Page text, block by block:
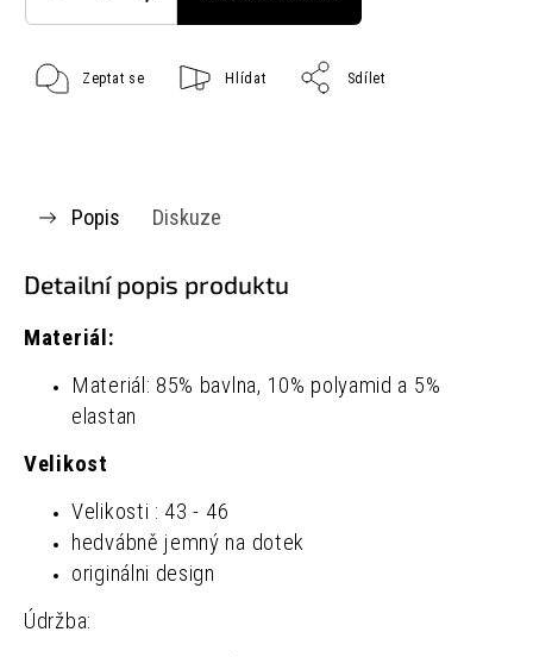
Zeptat se Hlídat Sdílet
Popis Diskuze
Detailní popis produktu
Materiál:
Materiál: 85% bavlna, 10% polyamid a 5%
elastan
Velikost
Velikosti : 43 - 46
hedvábně jemný na dotek
originálni design
Údržba: